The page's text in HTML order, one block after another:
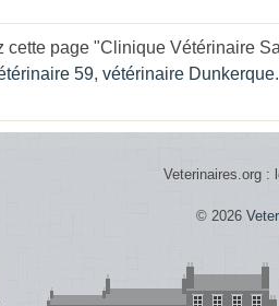
cette page "Clinique Vétérinaire
59, vétérinaire Dunkerque.
Veterinaires.org :
© 2026